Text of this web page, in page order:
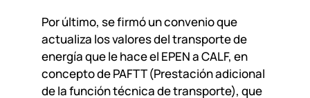
Por último, se firmó un convenio que
actualiza los valores del transporte de
energía que le hace el EPEN a CALF, en
concepto de PAFTT (Prestación adicional
de la función técnica de transporte), que